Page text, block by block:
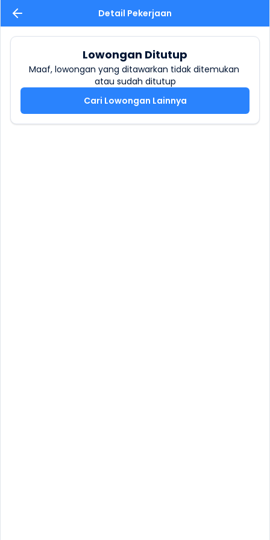
Detail Pekerjaan
Lowongan Ditutup
Maaf, lowongan yang ditawarkan tidak ditemukan
atau sudah ditutup
Cari Lowongan Lainnya